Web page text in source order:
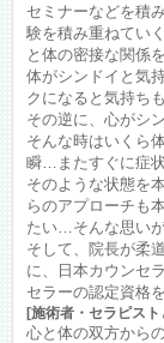
セミナーなどを積
験を積み重ねてい
と体の密接な関係
体がシンドイと気
クになると気持ち
その逆に、心がシ
そんな時はいくら
瞬…またすぐに症
そのような状態を
らのアプローチも
たい…そんな思い
そして、院長が柔
に、日本カウンセ
セラーの認定資格
[施術者・セラピス
心と体の双方から